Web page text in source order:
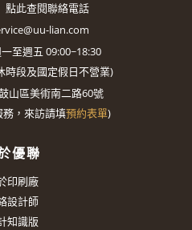
點此查閱聯絡電話
lian.com
至週五 09:00~18:30
時段及國定假日不營業)
山區美術南二路60號
，來訪請填預約表單)
優聯
印刷廠
設計師
知識版